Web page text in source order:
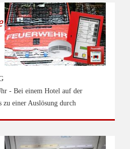
- Bei einem Hotel auf der
zu einer Auslösung durch